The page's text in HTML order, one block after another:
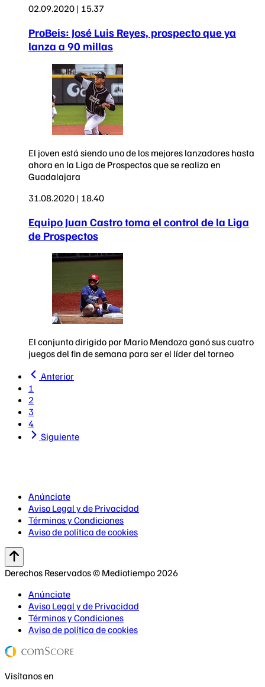
02.09.2020 | 15.37
ProBeis: José Luis Reyes, prospecto que ya
lanza a 90 millas
El joven está siendo uno de los mejores lanzadores hasta
ahora en la Liga de Prospectos que se realiza en
Guadalajara
31.08.2020 | 18.40
Equipo Juan Castro toma el control de la Liga
de Prospectos
El conjunto dirigido por Mario Mendoza ganó sus cuatro
juegos del fin de semana para ser el líder del torneo
Anterior
1
2
3
4
Siguiente
Anúnciate
Aviso Legal y de Privacidad
Términos y Condiciones
Aviso de política de cookies
Derechos Reservados © Mediotiempo 2026
Anúnciate
Aviso Legal y de Privacidad
Términos y Condiciones
Aviso de política de cookies
Visítanos en